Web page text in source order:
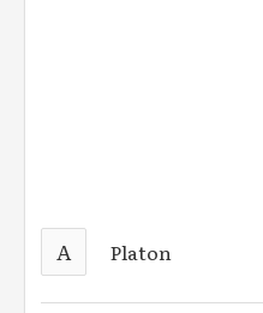
A Platon